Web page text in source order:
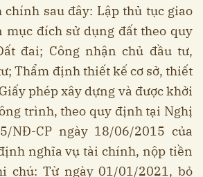
chính sau đây: Lập thủ tục giao
mục đích sử dụng đất theo quy
đai; Công nhận chủ đầu tư,
Thẩm định thiết kế cơ sở, thiết
phép xây dựng và được khởi
trình, theo quy định tại Nghị
NĐ-CP ngày 18/06/2015 của
nghĩa vụ tài chính, nộp tiền
chú: Từ ngày 01/01/2021, bỏ